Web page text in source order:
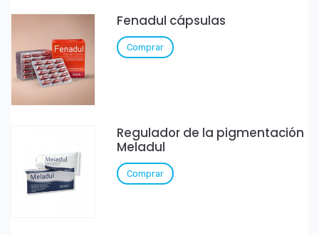
Fenadul cápsulas
Comprar
Regulador de la pigmentación
Meladul
Comprar